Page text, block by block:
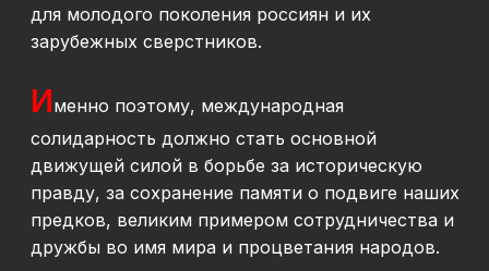
для молодого поколения россиян и их
зарубежных сверстников.
Именно поэтому, международная
солидарность должно стать основной
движущей силой в борьбе за историческую
правду, за сохранение памяти о подвиге наших
предков, великим примером сотрудничества и
дружбы во имя мира и процветания народов.